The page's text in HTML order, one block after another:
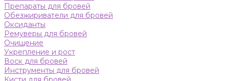
Препараты для бровей
Обезжириватели для бровей
Оксиданты
Ремуверы для бровей
Очищение
Укрепление и рост
Воск для бровей
Инструменты для бровей